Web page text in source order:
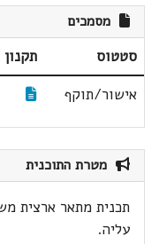
מסמכים
סטטוס תקנון
אישור/תוקף
מטרת התוכנית
תכנית מתאר ארצית
עליה.